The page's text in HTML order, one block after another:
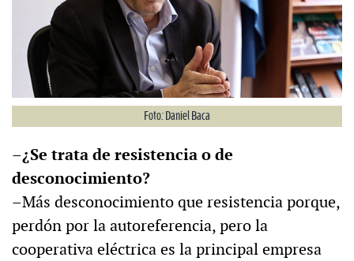
Foto: Daniel Baca
–¿Se trata de resistencia o de
desconocimiento?
–Más desconocimiento que resistencia porque,
perdón por la autoreferencia, pero la
cooperativa eléctrica es la principal empresa